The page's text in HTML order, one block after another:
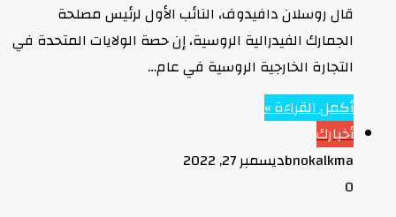
قال روسلان دافيدوف، النائب الأول لرئيس مصلحة
الجمارك الفيدرالية الروسية، إن حصة الولايات المتحدة في
التجارة الخارجية الروسية في عام…
أكمل القراءة »
أخبارك
bnokalkmaديسمبر 27, 2022
0